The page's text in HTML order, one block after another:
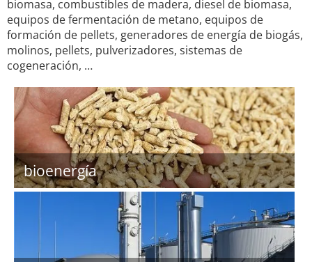
biomasa, combustibles de madera, diesel de biomasa,
equipos de fermentación de metano, equipos de
formación de pellets, generadores de energía de biogás,
molinos, pellets, pulverizadores, sistemas de
cogeneración, …
bioenergía